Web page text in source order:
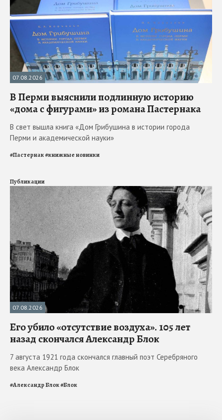
07.08.2026
В Перми выяснили подлинную историю
«дома с фигурами» из романа Пастернака
В свет вышла книга «Дом Грибушина в истории города
Перми и академической науки»
#Пастернак#книжные новинки
Публикации
07.08.2026
Его убило «отсутствие воздуха». 105 лет
назад скончался Александр Блок
7 августа 1921 года скончался главный поэт Серебряного
века Александр Блок
#Александр Блок#Блок